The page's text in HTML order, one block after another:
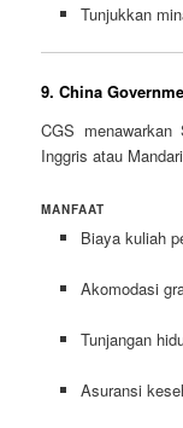
Tunjukkan
9. China
CGS
Inggris atau
MANFAAT
Biaya kuliah
Akomodasi
Tunjangan
Asuransi